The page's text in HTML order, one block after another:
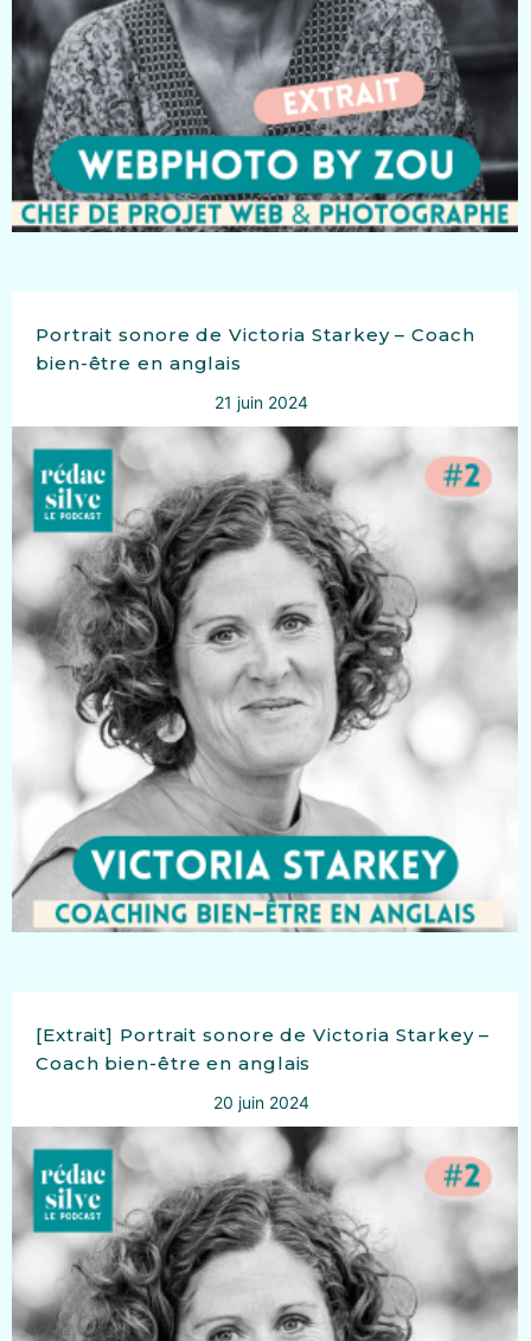
Portrait sonore de Victoria Starkey – Coach
bien-être en anglais
21 juin 2024
[Extrait] Portrait sonore de Victoria Starkey –
Coach bien-être en anglais
20 juin 2024